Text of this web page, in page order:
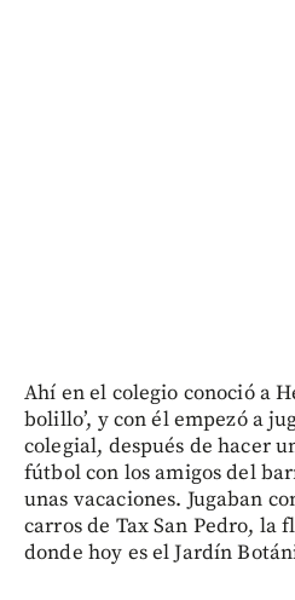
Ahí en el colegio conoció a
bolillo’, y con él empezó a
colegial, después de hacer
fútbol con los amigos del
unas vacaciones. Jugaban
carros de Tax San Pedro, la
donde hoy es el Jardín